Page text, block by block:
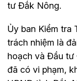
tư Đắk Nông.
Ủy ban Kiểm tra
trách nhiệm là
hoạch và Đầu
đã có vi phạm,